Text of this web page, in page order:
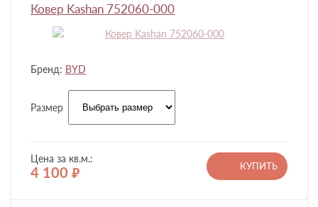
Ковер Kashan 752060-000
Бренд: BYD
Размер
Цена за кв.м.:
4 100 руб.
КУПИТЬ